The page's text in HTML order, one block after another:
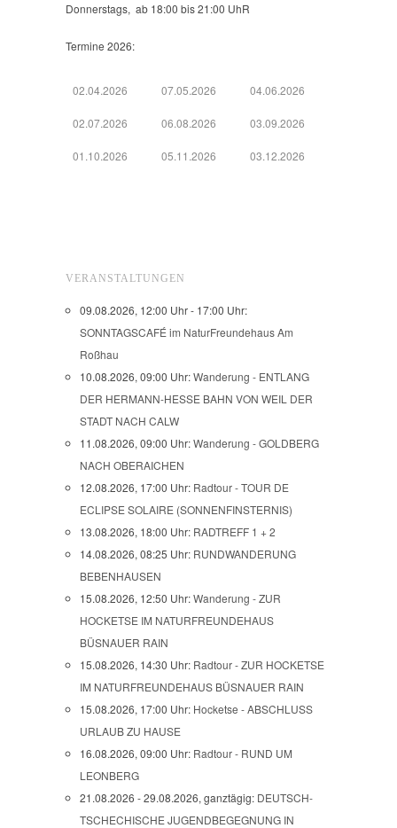
Donnerstags, ab 18:00 bis 21:00 UhR
Termine 2026:
02.04.2026 07.05.2026 04.06.2026
02.07.2026 06.08.2026 03.09.2026
01.10.2026 05.11.2026 03.12.2026
VERANSTALTUNGEN
09.08.2026, 12:00 Uhr - 17:00 Uhr:
SONNTAGSCAFÉ im NaturFreundehaus Am
Roßhau
10.08.2026, 09:00 Uhr:Wanderung - ENTLANG
DER HERMANN-HESSE BAHN VON WEIL DER
STADT NACH CALW
11.08.2026, 09:00 Uhr:Wanderung - GOLDBERG
NACH OBERAICHEN
12.08.2026, 17:00 Uhr: Radtour - TOUR DE
ECLIPSE SOLAIRE (SONNENFINSTERNIS)
13.08.2026, 18:00 Uhr: RADTREFF 1 + 2
14.08.2026, 08:25 Uhr: RUNDWANDERUNG
BEBENHAUSEN
15.08.2026, 12:50 Uhr:Wanderung - ZUR
HOCKETSE IM NATURFREUNDEHAUS
BÜSNAUER RAIN
15.08.2026, 14:30 Uhr: Radtour - ZUR HOCKETSE
IM NATURFREUNDEHAUS BÜSNAUER RAIN
15.08.2026, 17:00 Uhr: Hocketse - ABSCHLUSS
URLAUB ZU HAUSE
16.08.2026, 09:00 Uhr: Radtour - RUND UM
LEONBERG
21.08.2026 - 29.08.2026, ganztägig: DEUTSCH-
TSCHECHISCHE JUGENDBEGEGNUNG IN